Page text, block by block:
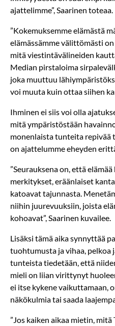
ajattelimme”, Saarinen toteaa.
”Kokemuksemme elämästä
elämässämme välittömästi
mitä viestintävälineiden
Median pirstaloima
joka muuttuu
voi muuta kuin ottaa siihen
Ihminen ei siis voi olla
mitä ympäristöstään
monenlaista tunteita
on ajattelumme eheyden
”Seurauksena on, että
merkitykset, eräänlaiset
katoavat tajunnasta.
niihin juurevuuksiin, joista
kohoavat”, Saarinen kuvailee.
Lisäksi tämä aika synnyttää
tuohtumusta ja vihaa, pelkoa
tunteista tiedetään, että
mieli on liian virittynyt
ei itse kykene vaikuttamaan,
näkökulmia tai saada
”Jos kaiken aikaa mietin, mitä